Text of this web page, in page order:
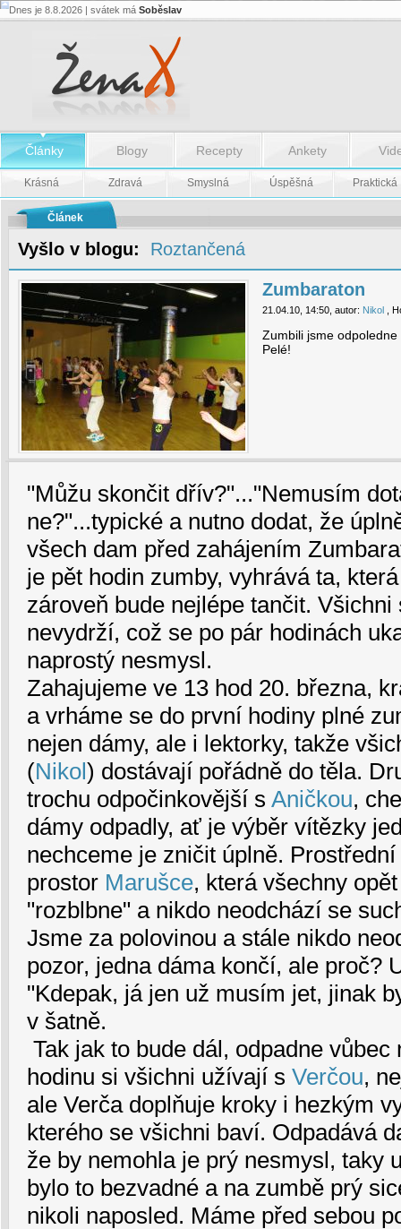
Zumbaraton
Zumbaraton
Dnes je 8.8.2026 | svátek má Soběslav
Články Blogy Recepty Ankety
Krásná Zdravá Smyslná Úspěšná Praktická
Článek
Vyšlo v blogu: Roztančená
Zumbaraton
21.04.10, 14:50, autor: Nikol ,
Zumbili jsme
Pelé!
"Můžu skončit dřív?"..."Nemusím
ne?"...typické a nutno dodat, že
všech dam před zahájením
je pět hodin zumby, vyhrává ta,
zároveň bude nejlépe tančit.
nevydrží, což se po pár hodinách
naprostý nesmysl.
Zahajujeme ve 13 hod 20. března,
a vrháme se do první hodiny plné
nejen dámy, ale i lektorky, takže
(Nikol) dostávají pořádně do těla.
trochu odpočinkovější s Aničkou,
dámy odpadly, ať je výběr vítězky
nechceme je zničit úplně.
prostor Marušce, která všechny
"rozblbne" a nikdo neodchází se
Jsme za polovinou a stále nikdo
pozor, jedna dáma končí, ale proč?
"Kdepak, já jen už musím jet, jinak
v šatně.
Tak jak to bude dál, odpadne vůbec
hodinu si všichni užívají s Verčou,
ale Verča doplňuje kroky i hezkým
kterého se všichni baví. Odpadává
že by nemohla je prý nesmysl, taky
bylo to bezvadné a na zumbě prý
nikoli naposled. Máme před sebou